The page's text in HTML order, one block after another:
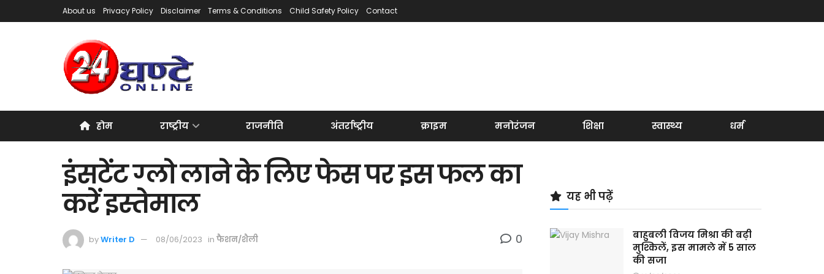
About us Privacy Policy Disclaimer Terms & Conditions Child Safety Policy Contact
होम राष्ट्रीय राजनीति अंतर्राष्ट्रीय क्राइम मनोरंजन शिक्षा स्वास्थ्य धर्म
इंसटेंट ग्लो लाने के लिए फेस पर इस फल का
करें इस्तेमाल
byWriter D 08/06/2023 in फैशन/शैली 0
यह भी पढ़ें
बाहुबली विजय मिश्रा की बढ़ी
मुश्किलें, इस मामले में 5 साल
की सजा